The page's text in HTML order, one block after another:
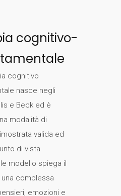
cognitivo-
cognitivo
nasce negli
e Beck ed è
modalità di
valida ed
di vista
modello spiega il
complessa
emozioni e